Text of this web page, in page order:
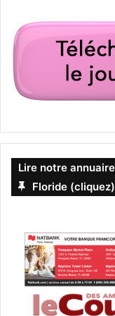
Samy Seghir,
Le 17 avril :
Ce biopic raconte
Lire notre
Floride